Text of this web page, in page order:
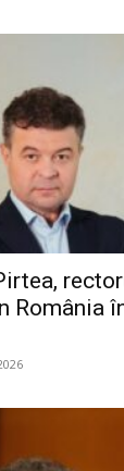
România